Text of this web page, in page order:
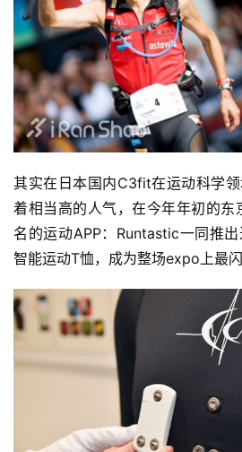
其实在日本国内C3fit在运动科学
着相当高的人气，在今年年初的
名的运动APP：Runtastic一同推
智能运动T恤，成为整场expo上最闪